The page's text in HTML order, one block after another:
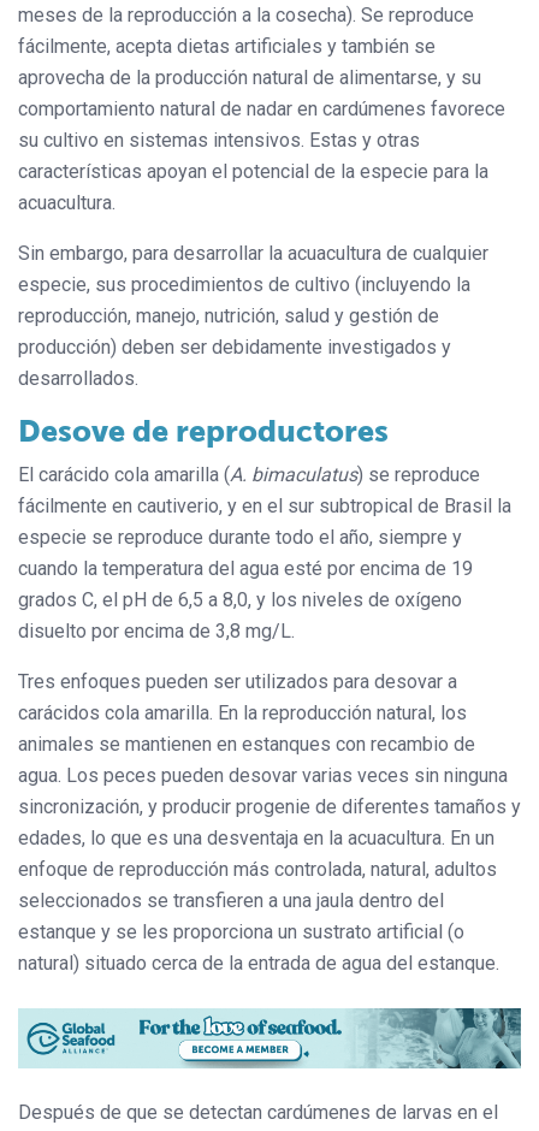
meses de la reproducción a la cosecha). Se reproduce
fácilmente, acepta dietas artificiales y también se
aprovecha de la producción natural de alimentarse, y su
comportamiento natural de nadar en cardúmenes favorece
su cultivo en sistemas intensivos. Estas y otras
características apoyan el potencial de la especie para la
acuacultura.
Sin embargo, para desarrollar la acuacultura de cualquier
especie, sus procedimientos de cultivo (incluyendo la
reproducción, manejo, nutrición, salud y gestión de
producción) deben ser debidamente investigados y
desarrollados.
Desove de reproductores
El carácido cola amarilla (A. bimaculatus) se reproduce
fácilmente en cautiverio, y en el sur subtropical de Brasil la
especie se reproduce durante todo el año, siempre y
cuando la temperatura del agua esté por encima de 19
grados C, el pH de 6,5 a 8,0, y los niveles de oxígeno
disuelto por encima de 3,8 mg/L.
Tres enfoques pueden ser utilizados para desovar a
carácidos cola amarilla. En la reproducción natural, los
animales se mantienen en estanques con recambio de
agua. Los peces pueden desovar varias veces sin ninguna
sincronización, y producir progenie de diferentes tamaños y
edades, lo que es una desventaja en la acuacultura. En un
enfoque de reproducción más controlada, natural, adultos
seleccionados se transfieren a una jaula dentro del
estanque y se les proporciona un sustrato artificial (o
natural) situado cerca de la entrada de agua del estanque.
Después de que se detectan cardúmenes de larvas en el